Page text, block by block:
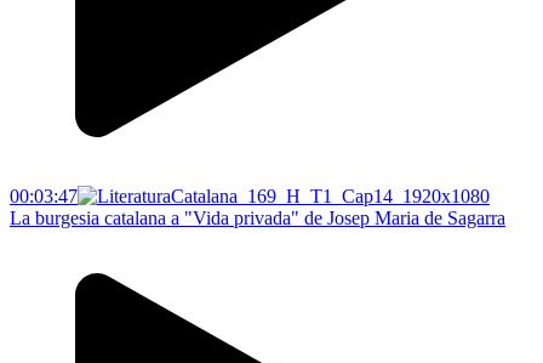
00:03:47
La burgesia catalana a "Vida privada" de Josep Maria de Sagarra